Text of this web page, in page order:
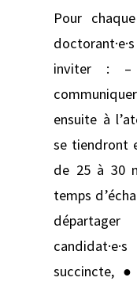
Pour
inviter : –
ensuite à
se tiendront
de 25 à 30
temps
succincte,